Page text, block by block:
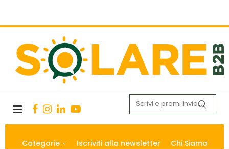
Categorie Iscriviti alla newsletter Chi Siamo